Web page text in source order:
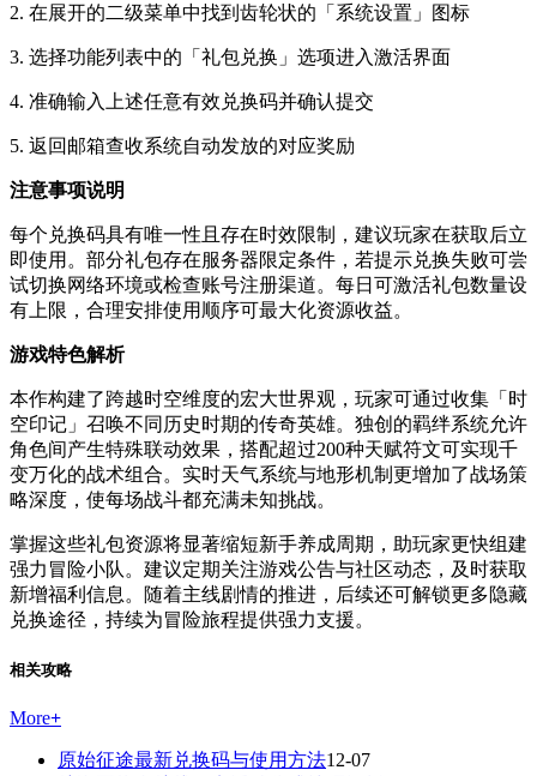
2. 在展开的二级菜单中找到齿轮状的「系统设置」图标
3. 选择功能列表中的「礼包兑换」选项进入激活界面
4. 准确输入上述任意有效兑换码并确认提交
5. 返回邮箱查收系统自动发放的对应奖励
注意事项说明
每个兑换码具有唯一性且存在时效限制，建议玩家在获取后立
即使用。部分礼包存在服务器限定条件，若提示兑换失败可尝
试切换网络环境或检查账号注册渠道。每日可激活礼包数量设
有上限，合理安排使用顺序可最大化资源收益。
游戏特色解析
本作构建了跨越时空维度的宏大世界观，玩家可通过收集「时
空印记」召唤不同历史时期的传奇英雄。独创的羁绊系统允许
角色间产生特殊联动效果，搭配超过200种天赋符文可实现千
变万化的战术组合。实时天气系统与地形机制更增加了战场策
略深度，使每场战斗都充满未知挑战。
掌握这些礼包资源将显著缩短新手养成周期，助玩家更快组建
强力冒险小队。建议定期关注游戏公告与社区动态，及时获取
新增福利信息。随着主线剧情的推进，后续还可解锁更多隐藏
兑换途径，持续为冒险旅程提供强力支援。
相关攻略
More+
原始征途最新兑换码与使用方法12-07